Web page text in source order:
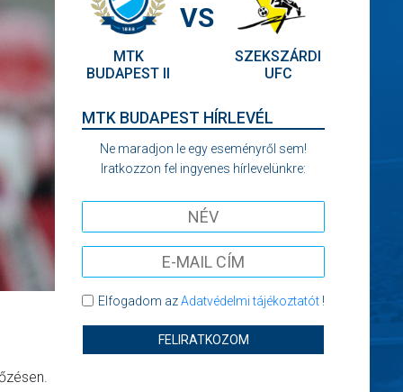
MTK
BUDAPEST II
VS
SZEKSZÁRDI
UFC
MTK BUDAPEST HÍRLEVÉL
Ne maradjon le egy eseményről sem!
Iratkozzon fel ingyenes hírlevelünkre:
Elfogadom azAdatvédelmi tájékoztatót!
FELIRATKOZOM